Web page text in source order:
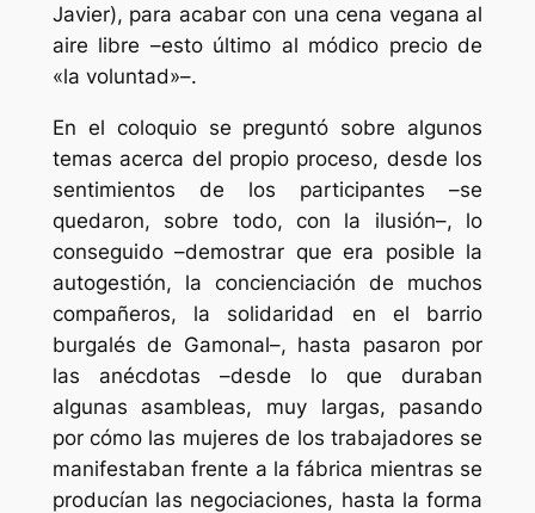
Javier), para acabar con una cena vegana al
aire libre –esto último al módico precio de
«la voluntad»–.
En el coloquio se preguntó sobre algunos
temas acerca del propio proceso, desde los
sentimientos de los participantes –se
quedaron, sobre todo, con la ilusión–, lo
conseguido –demostrar que era posible la
autogestión, la concienciación de muchos
compañeros, la solidaridad en el barrio
burgalés de Gamonal–, hasta pasaron por
las anécdotas –desde lo que duraban
algunas asambleas, muy largas, pasando
por cómo las mujeres de los trabajadores se
manifestaban frente a la fábrica mientras se
producían las negociaciones, hasta la forma